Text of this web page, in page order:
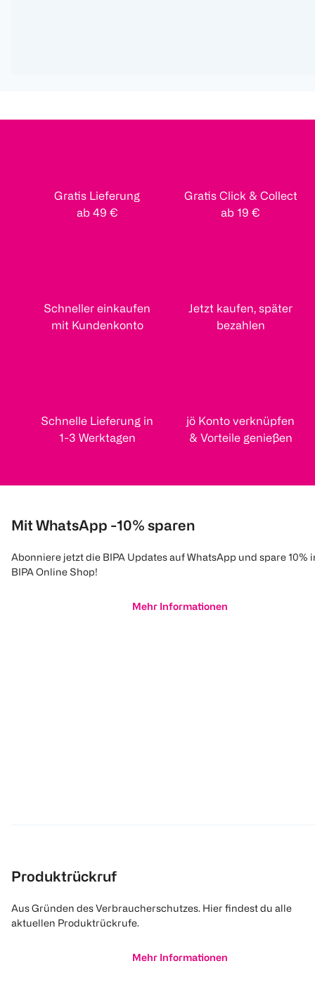
Gratis Lieferung
ab 49 €
Gratis Click & Collect
ab 19 €
Schneller einkaufen
mit Kundenkonto
Jetzt kaufen, später
bezahlen
Schnelle Lieferung in
1-3 Werktagen
jö Konto verknüpfen
& Vorteile genießen
Mit WhatsApp -10% sparen
Abonniere jetzt die BIPA Updates auf WhatsApp und spare 10%
BIPA Online Shop!
Mehr Informationen
Produktrückruf
Aus Gründen des Verbraucherschutzes. Hier findest du alle
aktuellen Produktrückrufe.
Mehr Informationen